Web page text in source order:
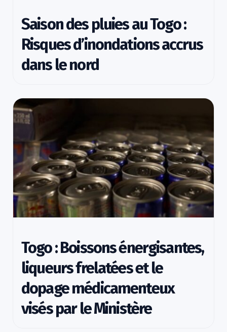
Saison des pluies au Togo :
Risques d’inondations accrus
dans le nord
Togo : Boissons énergisantes,
liqueurs frelatées et le
dopage médicamenteux
visés par le Ministère